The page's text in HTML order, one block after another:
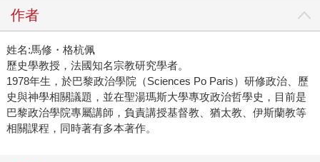
作者
姓名:馬修・格杭佩
歷史學教授，法國知名宗教研究學者。
1978年生，於巴黎政治學院（Sciences Po Paris）研修政治、歷
史與神學相關議題，並在聖湯瑪斯大學專攻政治哲學史，目前是
巴黎政治學院專屬講師，負責講授基督教、猶太教、伊斯蘭教等
相關課程，同時著有多本著作。